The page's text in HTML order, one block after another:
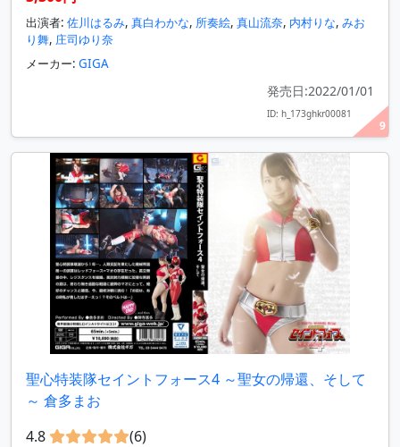
9
出演者: 佐川はるみ, 真白わかな, 所奏絵, 真山流奈, 内村りな, みお
り舞, 庄司ゆり奈
メーカー: GIGA
発売日:2022/01/01
ID: h_173ghkr00081
聖心特装隊セイントフォース4 ～聖女の帰還、そして
～ 倉多まお
4.8
(6)